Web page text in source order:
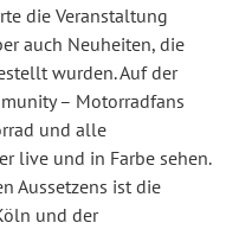
die Veranstaltung
auch Neuheiten, die
wurden. Auf der
– Motorradfans
und alle
live und in Farbe sehen.
Aussetzens ist die
und der